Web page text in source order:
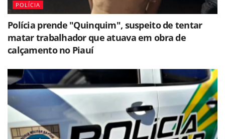
POLÍCIA
Polícia prende "Quinquim", suspeito de tentar
matar trabalhador que atuava em obra de
calçamento no Piauí